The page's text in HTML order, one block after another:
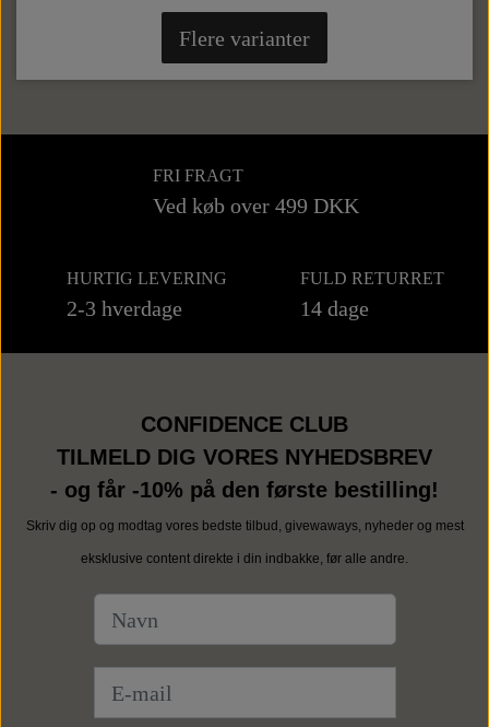
Flere varianter
FRI FRAGT
Ved køb over 499 DKK
HURTIG LEVERING
2-3 hverdage
FULD RETURRET
14 dage
CONFIDENCE CLUB
TILMELD DIG VORES NYHEDSBREV
- og får -10% på den første bestilling!
Skriv dig op og modtag vores bedste tilbud, givewaways, nyheder og mest
eksklusive content direkte i din indbakke, før alle andre.